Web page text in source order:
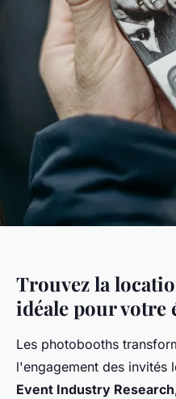
Trouvez la
idéale pour votre
Les photobooths
l'engagement des invités
Event Industry Research